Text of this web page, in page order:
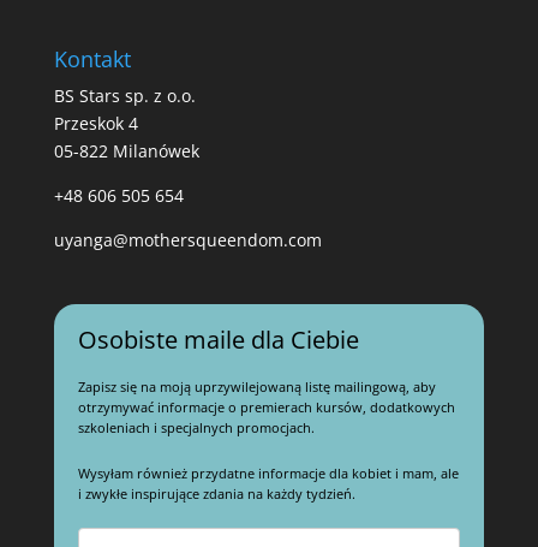
Kontakt
BS Stars sp. z o.o.
Przeskok 4
05-822 Milanówek
+48 606 505 654
uyanga@mothersqueendom.com
Osobiste maile dla Ciebie
Zapisz się na moją uprzywilejowaną listę mailingową, aby
otrzymywać informacje o premierach kursów, dodatkowych
szkoleniach i specjalnych promocjach.
Wysyłam również przydatne informacje dla kobiet i mam, ale
i zwykłe inspirujące zdania na każdy tydzień.